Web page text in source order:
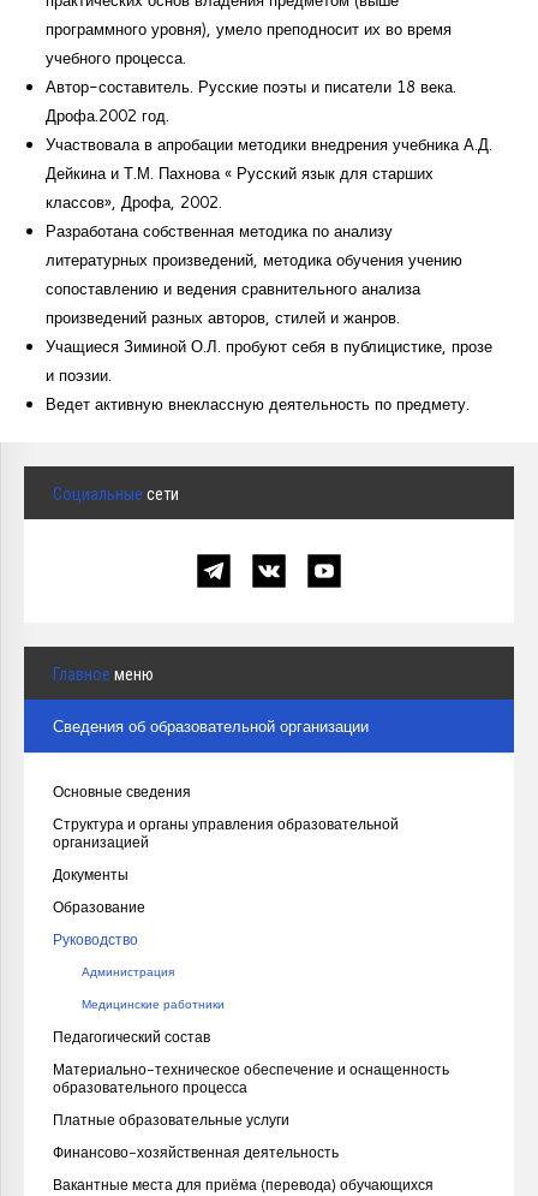
программного уровня), умело преподносит их во время
учебного процесса.
Автор-составитель. Русские поэты и писатели 18 века.
Дрофа.2002 год.
Участвовала в апробации методики внедрения учебника А.Д.
Дейкина и Т.М. Пахнова « Русский язык для старших
классов», Дрофа, 2002.
Разработана собственная методика по анализу
литературных произведений, методика обучения учению
сопоставлению и ведения сравнительного анализа
произведений разных авторов, стилей и жанров.
Учащиеся Зиминой О.Л. пробуют себя в публицистике, прозе
и поэзии.
Ведет активную внеклассную деятельность по предмету.
Социальные сети
Главное меню
Сведения об образовательной организации
Основные сведения
Структура и органы управления образовательной
организацией
Документы
Образование
Руководство
Администрация
Медицинские работники
Педагогический состав
Материально-техническое обеспечение и оснащенность
образовательного процесса
Платные образовательные услуги
Финансово-хозяйственная деятельность
Вакантные места для приёма (перевода) обучающихся